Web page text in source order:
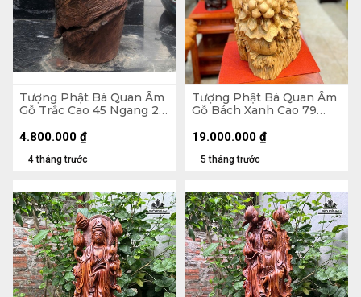
Tượng Phật Bà Quan Âm
Gỗ Trắc Cao 45 Ngang 20
4 tháng trước
4.800.000 ₫
Tượng Phật Bà Quan Âm
Gỗ Bách Xanh Cao 79
5 tháng trước
19.000.000 ₫